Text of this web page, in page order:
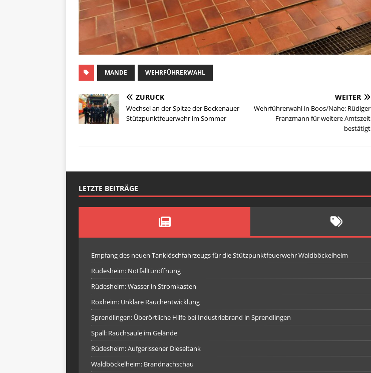
MANDE WEHRFÜHRERWAHL
ZURÜCK
Wechsel an der Spitze der Bockenauer
Stützpunktfeuerwehr im Sommer
WEITER
Wehrführerwahl in Boos/Nahe: Rüdiger
Franzmann für weitere Amtszeit
bestätigt
LETZTE BEITRÄGE
Empfang des neuen Tanklöschfahrzeugs für die Stützpunktfeuerwehr Waldböckelheim
Rüdesheim: Notfalltüröffnung
Rüdesheim: Wasser in Stromkasten
Roxheim: Unklare Rauchentwicklung
Sprendlingen: Überörtliche Hilfe bei Industriebrand in Sprendlingen
Spall: Rauchsäule im Gelände
Rüdesheim: Aufgerissener Dieseltank
Waldböckelheim: Brandnachschau